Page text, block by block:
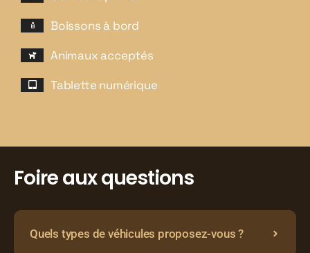
Boissons à bord
Animaux acceptés
Tablette numérique
Foire aux questions
Quels types de véhicules proposez-vous ?